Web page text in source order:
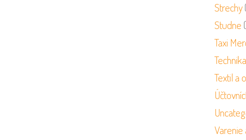
Strechy
Studne
Taxi
Technika
Textil a
Varenie